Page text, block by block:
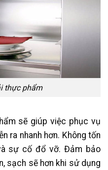
thực phẩm
sẽ giúp việc phục vụ
ra nhanh hơn. Không tốn
sự cố đổ vỡ. Đảm bảo
sạch sẽ hơn khi sử dụng